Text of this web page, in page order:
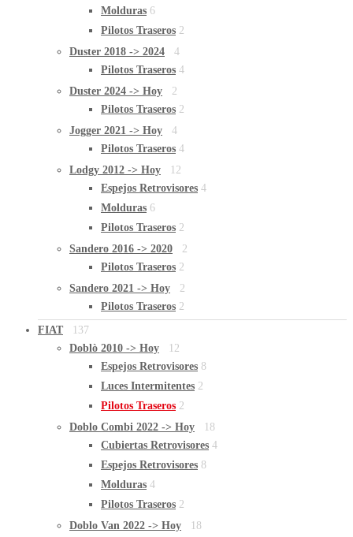
Molduras 6
Pilotos Traseros 2
Duster 2018 -> 2024
4
Pilotos Traseros 4
Duster 2024 -> Hoy
2
Pilotos Traseros 2
Jogger 2021 -> Hoy
4
Pilotos Traseros 4
Lodgy 2012 -> Hoy
12
Espejos Retrovisores 4
Molduras 6
Pilotos Traseros 2
Sandero 2016 -> 2020
2
Pilotos Traseros 2
Sandero 2021 -> Hoy
2
Pilotos Traseros 2
FIAT
137
Doblò 2010 -> Hoy
12
Espejos Retrovisores 8
Luces Intermitentes 2
Pilotos Traseros 2
Doblo Combi 2022 -> Hoy
18
Cubiertas Retrovisores 4
Espejos Retrovisores 8
Molduras 4
Pilotos Traseros 2
Doblo Van 2022 -> Hoy
18